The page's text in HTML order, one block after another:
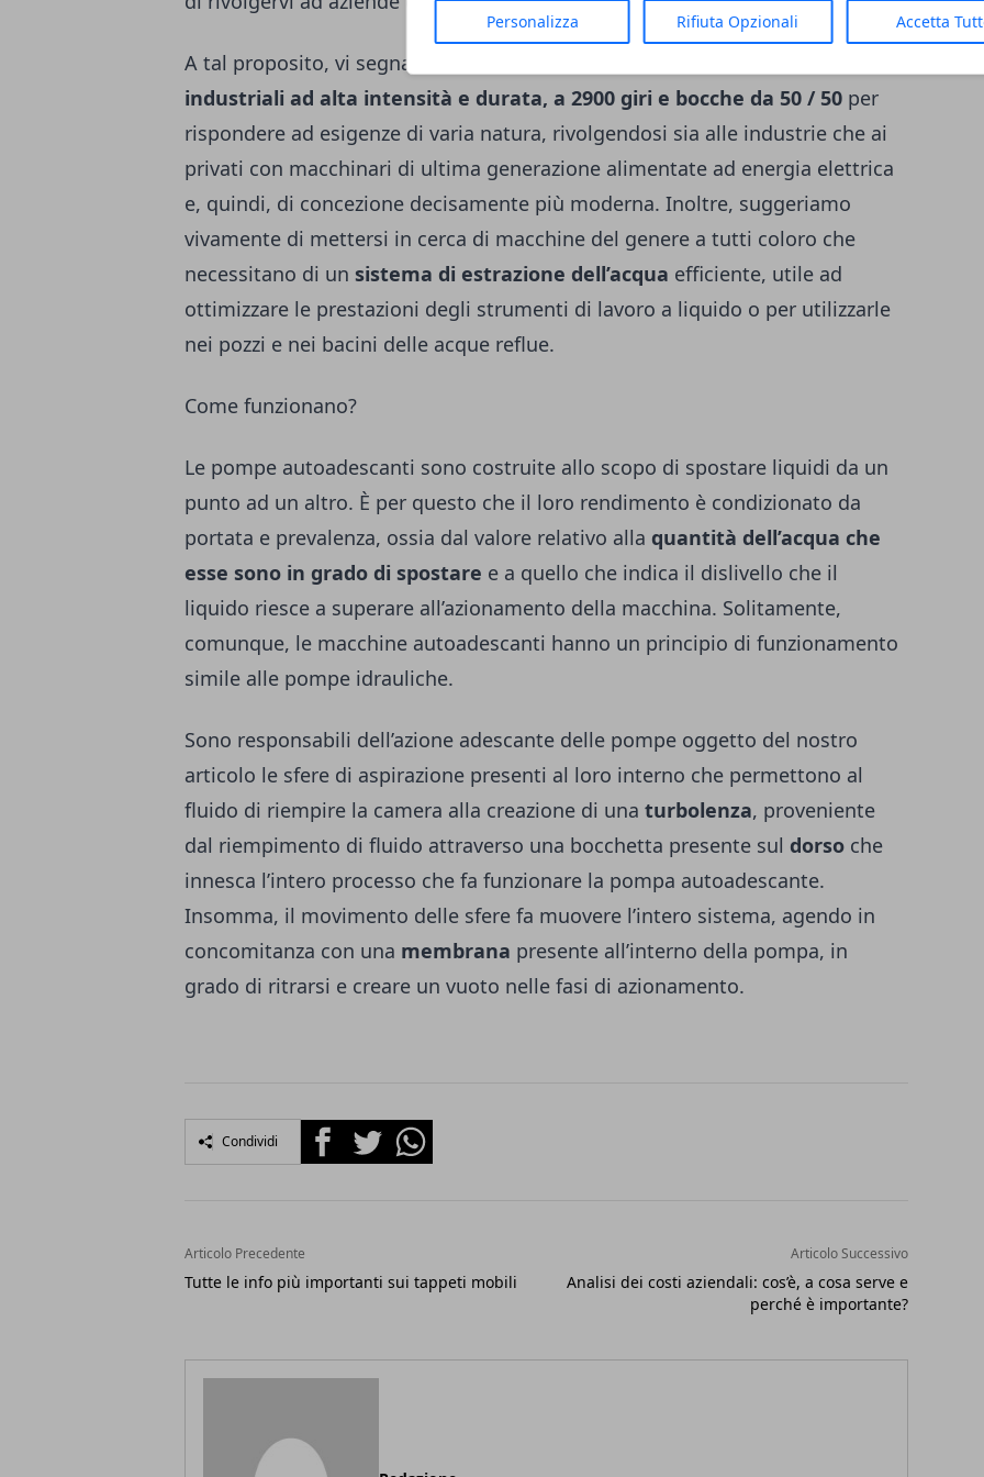
Personalizza Rifiuta Opzionali Accetta
A tal proposito, vi segnaliamo che
industriali ad alta intensità e durata, a 2900 giri e bocche da 50 / 50 per
rispondere ad esigenze di varia natura, rivolgendosi sia alle industrie che ai
privati con macchinari di ultima generazione alimentate ad energia elettrica
e, quindi, di concezione decisamente più moderna. Inoltre, suggeriamo
vivamente di mettersi in cerca di macchine del genere a tutti coloro che
necessitano di un sistema di estrazione dell’acqua efficiente, utile ad
ottimizzare le prestazioni degli strumenti di lavoro a liquido o per utilizzarle
nei pozzi e nei bacini delle acque reflue.
Come funzionano?
Le pompe autoadescanti sono costruite allo scopo di spostare liquidi da un
punto ad un altro. È per questo che il loro rendimento è condizionato da
portata e prevalenza, ossia dal valore relativo alla quantità dell’acqua che
esse sono in grado di spostare e a quello che indica il dislivello che il
liquido riesce a superare all’azionamento della macchina. Solitamente,
comunque, le macchine autoadescanti hanno un principio di funzionamento
simile alle pompe idrauliche.
Sono responsabili dell’azione adescante delle pompe oggetto del nostro
articolo le sfere di aspirazione presenti al loro interno che permettono al
fluido di riempire la camera alla creazione di una turbolenza, proveniente
dal riempimento di fluido attraverso una bocchetta presente sul dorso che
innesca l’intero processo che fa funzionare la pompa autoadescante.
Insomma, il movimento delle sfere fa muovere l’intero sistema, agendo in
concomitanza con una membrana presente all’interno della pompa, in
grado di ritrarsi e creare un vuoto nelle fasi di azionamento.
Condividi FacebookTwitterWhatsapp
Articolo Precedente
Tutte le info più importanti sui tappeti mobili
Articolo Successivo
Analisi dei costi aziendali: cos’è, a cosa serve e
perché è importante?